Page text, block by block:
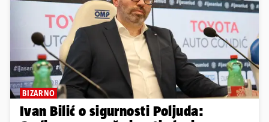
BIZARNO
Ivan Bilić o sigurnosti Poljuda: